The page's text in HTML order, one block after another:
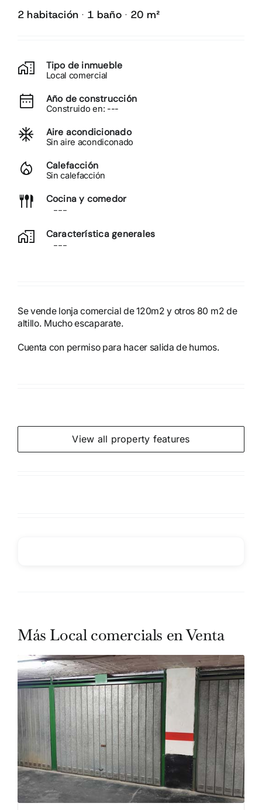
SERVICIOS
2 habitación · 1 baño · 20 m²
Tipo de inmueble
Local comercial
Año de construcción
Construido en: ---
Aire acondicionado
Sin aire acondiconado
Calefacción
Sin calefacción
Cocina y comedor
---
Característica generales
---
Se vende lonja comercial de 120m2 y otros 80 m2 de
altillo. Mucho escaparate.
Cuenta con permiso para hacer salida de humos.
View all property features
Más Local comercials en Venta